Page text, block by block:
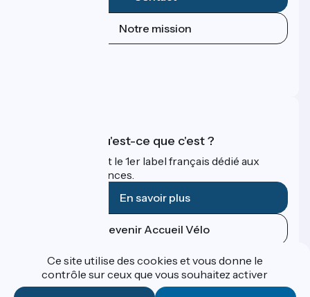
Notre mission
Accueil Vélo qu'est-ce que c'est ?
Accueil Vélo c'est le 1er label français dédié aux
cyclistes en vacances.
En savoir plus
Devenir Accueil Vélo
Financé dans le cadre de Destination France
Ce site utilise des cookies et vous donne le
contrôle sur ceux que vous souhaitez activer